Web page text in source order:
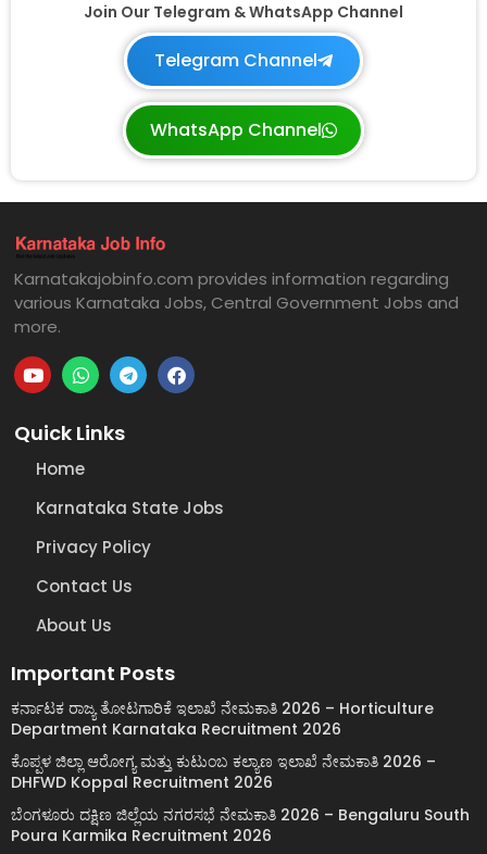
Join Our Telegram & WhatsApp Channel
Telegram Channel
WhatsApp Channel
Karnatakajobinfo.com provides information regarding
various Karnataka Jobs, Central Government Jobs and
more.
Quick Links
Home
Karnataka State Jobs
Privacy Policy
Contact Us
About Us
Important Posts
ಕರ್ನಾಟಕ ರಾಜ್ಯ ತೋಟಗಾರಿಕೆ ಇಲಾಖೆ ನೇಮಕಾತಿ 2026 – Horticulture
Department Karnataka Recruitment 2026
ಕೊಪ್ಪಳ ಜಿಲ್ಲಾ ಆರೋಗ್ಯ ಮತ್ತು ಕುಟುಂಬ ಕಲ್ಯಾಣ ಇಲಾಖೆ ನೇಮಕಾತಿ 2026 –
DHFWD Koppal Recruitment 2026
ಬೆಂಗಳೂರು ದಕ್ಷಿಣ ಜಿಲ್ಲೆಯ ನಗರಸಭೆ ನೇಮಕಾತಿ 2026 – Bengaluru South
Poura Karmika Recruitment 2026